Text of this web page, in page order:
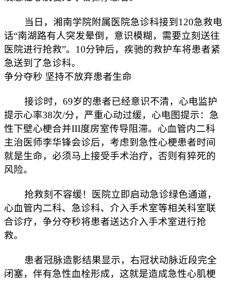
当日，湘南学院附属医院急诊科接到120急救电
话“南湖路有人突发晕倒，意识模糊，需要立刻送往
医院进行抢救”。10分钟后，疾驰的救护车将患者紧
急送到了急诊科。
争分夺秒 坚持不放弃患者生命
接诊时，69岁的患者已经意识不清，心电监护
提示心率38次/分，严重心动过缓，心电图提示：急
性下壁心梗合并III度房室传导阻滞。心血管内二科
主治医师李华锋会诊后，考虑到急性心梗患者时间
就是生命，必须马上接受手术治疗，否则有猝死的
风险。
抢救刻不容缓！医院立即启动急诊绿色通道，
心血管内二科、急诊科、介入手术室等相关科室联
合诊疗，争分夺秒将患者送达介入手术室进行抢
救。
患者冠脉造影结果显示，右冠状动脉近段完全
闭塞，伴有急性血栓形成，这就是造成急性心肌梗